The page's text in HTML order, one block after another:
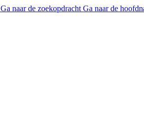
Ga naar de zoekopdracht Ga naar de